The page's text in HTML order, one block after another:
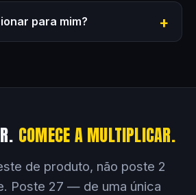
para mim?
COMECE A MULTIPLICAR.
de produto, não poste 2
Poste 27 — de uma única